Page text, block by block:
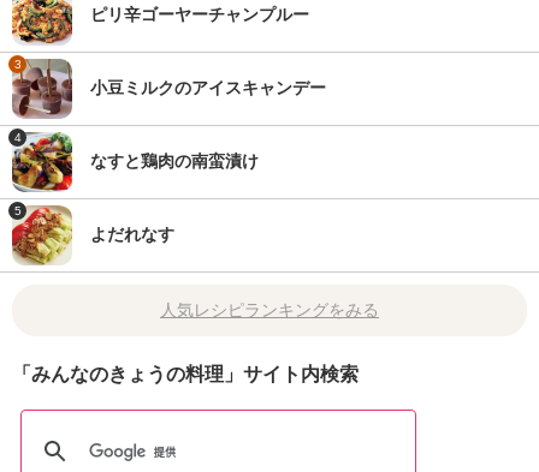
ピリ辛ゴーヤーチャンプルー
3
小豆ミルクのアイスキャンデー
4
なすと鶏肉の南蛮漬け
5
よだれなす
人気レシピランキングをみる
「みんなのきょうの料理」サイト内検索